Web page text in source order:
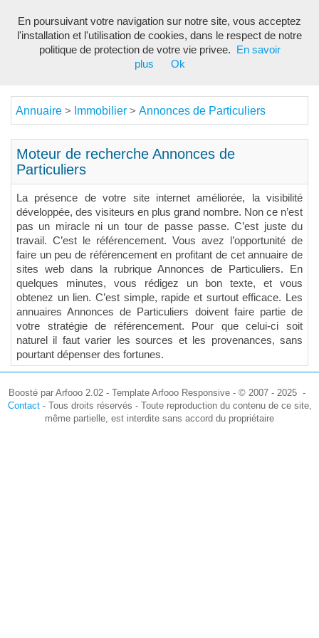
Annuaire > Immobilier > Annonces de Particuliers
Moteur de recherche Annonces de
Particuliers
La présence de votre site internet améliorée, la visibilité
développée, des visiteurs en plus grand nombre. Non ce n’est
pas un miracle ni un tour de passe passe. C’est juste du
travail. C’est le référencement. Vous avez l’opportunité de
faire un peu de référencement en profitant de cet annuaire de
sites web dans la rubrique Annonces de Particuliers. En
quelques minutes, vous rédigez un bon texte, et vous
obtenez un lien. C’est simple, rapide et surtout efficace. Les
annuaires Annonces de Particuliers doivent faire partie de
votre stratégie de référencement. Pour que celui-ci soit
naturel il faut varier les sources et les provenances, sans
pourtant dépenser des fortunes.
Boosté par Arfooo 2.02 - Template Arfooo Responsive - © 2007 - 2025 -
Contact- Tous droits réservés - Toute reproduction du contenu de ce site,
même partielle, est interdite sans accord du propriétaire
En poursuivant votre navigation sur notre site, vous acceptez
l'installation et l'utilisation de cookies, dans le respect de notre
politique de protection de votre vie privee.
En savoir
plus
Ok